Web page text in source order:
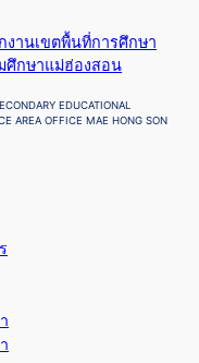
งานเขตพื้นที่การศึกษา
ศึกษาแม่ฮ่องสอน
EDUCATIONAL
AREA OFFICE MAE HONG SON